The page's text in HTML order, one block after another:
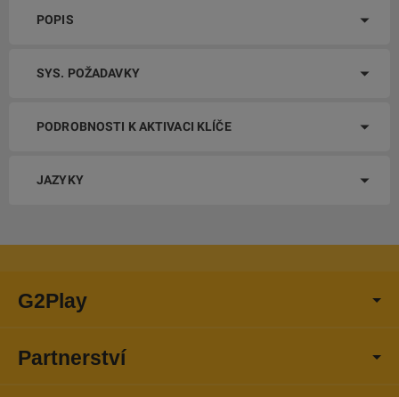
POPIS
SYS. POŽADAVKY
PODROBNOSTI K AKTIVACI KLÍČE
JAZYKY
G2Play
Partnerství